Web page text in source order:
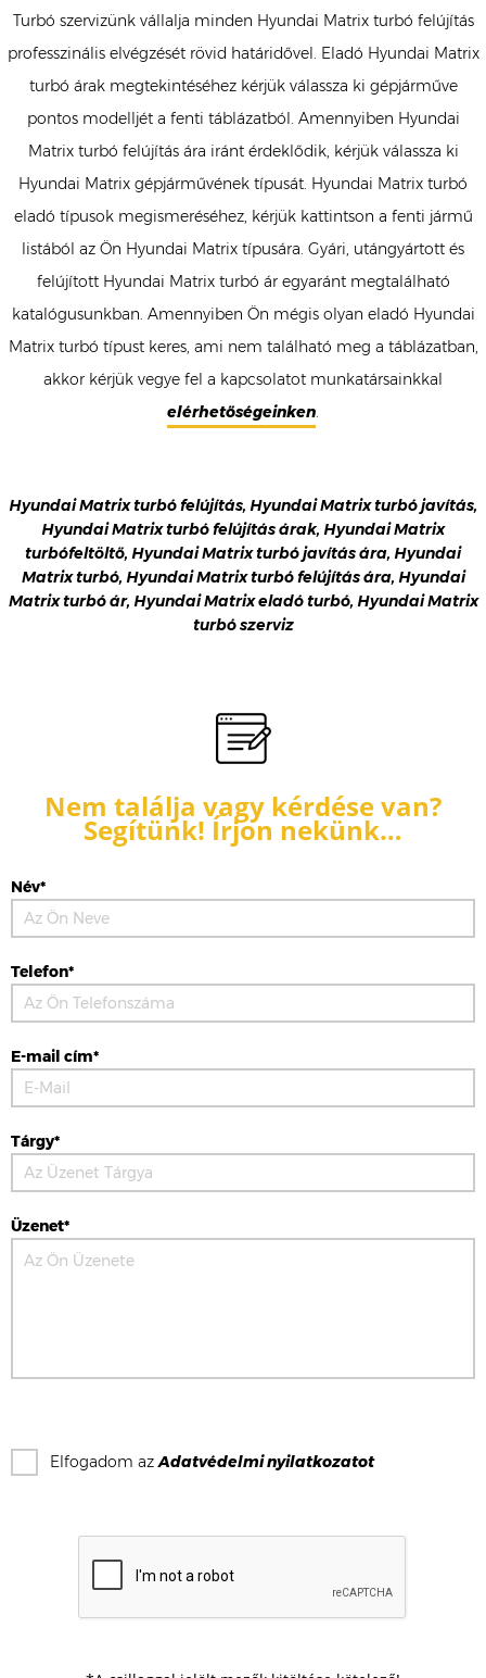
Turbó szervizünk vállalja minden Hyundai Matrix turbó felújítás
professzinális elvégzését rövid határidővel. Eladó Hyundai Matrix
turbó árak megtekintéséhez kérjük válassza ki gépjárműve
pontos modelljét a fenti táblázatból. Amennyiben Hyundai
Matrix turbó felújítás ára iránt érdeklődik, kérjük válassza ki
Hyundai Matrix gépjárművének típusát. Hyundai Matrix turbó
eladó típusok megismeréséhez, kérjük kattintson a fenti jármű
listából az Ön Hyundai Matrix típusára. Gyári, utángyártott és
felújított Hyundai Matrix turbó ár egyaránt megtalálható
katalógusunkban. Amennyiben Ön mégis olyan eladó Hyundai
Matrix turbó típust keres, ami nem található meg a táblázatban,
akkor kérjük vegye fel a kapcsolatot munkatársainkkal
elérhetőségeinken.
Hyundai Matrix turbó felújítás, Hyundai Matrix turbó javítás,
Hyundai Matrix turbó felújítás árak, Hyundai Matrix
turbófeltöltő, Hyundai Matrix turbó javítás ára, Hyundai
Matrix turbó, Hyundai Matrix turbó felújítás ára, Hyundai
Matrix turbó ár, Hyundai Matrix eladó turbó, Hyundai Matrix
turbó szerviz
Nem találja vagy kérdése van?
Segítünk! Írjon nekünk…
Név*
Telefon*
E-mail cím*
Tárgy*
Üzenet*
Elfogadom azAdatvédelmi nyilatkozatot